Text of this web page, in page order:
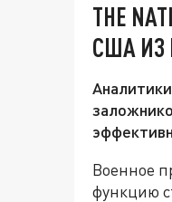
THE
США ИЗ
Военное
функцию